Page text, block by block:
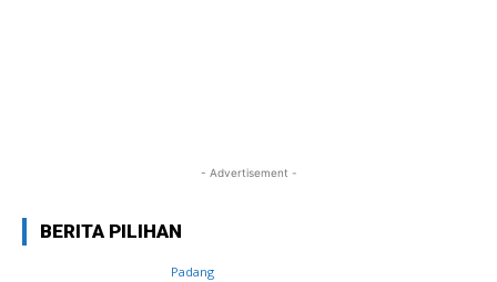
- Advertisement -
BERITA PILIHAN
Padang